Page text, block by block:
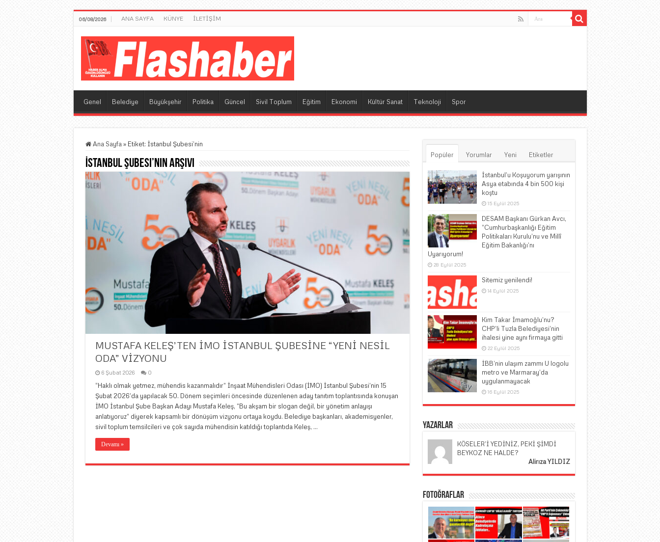
06/08/2026 ANA SAYFA KÜNYE İLETİŞİM
Genel Belediye Büyükşehir Politika Güncel Sivil Toplum Eğitim Ekonomi Kültür Sanat Teknoloji Spor
Ana Sayfa » Etiket: İstanbul Şubesi’nin
İstanbul Şubesi’ninArşivi
MUSTAFA KELEŞ’TEN İMO İSTANBUL ŞUBESİNE “YENİ NESİL
ODA” VİZYONU
6 Şubat 2026 0
“Haklı olmak yetmez, mühendis kazanmalıdır” İnşaat Mühendisleri Odası (İMO) İstanbul Şubesi’nin 15
Şubat 2026’da yapılacak 50. Dönem seçimleri öncesinde düzenlenen aday tanıtım toplantısında konuşan
İMO İstanbul Şube Başkan Adayı Mustafa Keleş, “Bu akşam bir slogan değil, bir yönetim anlayışı
anlatıyoruz” diyerek kapsamlı bir dönüşüm vizyonu ortaya koydu. Belediye başkanları, akademisyenler,
sivil toplum temsilcileri ve çok sayıda mühendisin katıldığı toplantıda Keleş, …
Devamı »
Popüler Yorumlar Yeni Etiketler
İstanbul’u Koşuyorum yarışının
Asya etabında 4 bin 500 kişi
koştu
15 Eylül 2025
DESAM Başkanı Gürkan Avcı,
“Cumhurbaşkanlığı Eğitim
Politikaları Kurulu’nu ve Millî
Eğitim Bakanlığı’nı
Uyarıyorum!
28 Eylül 2025
Sitemiz yenilendi!
14 Eylül 2025
Kim Takar İmamoğlu’nu?
CHP’li Tuzla Belediyesi’nin
ihalesi yine aynı firmaya gitti
22 Eylül 2025
İBB’nin ulaşım zammı U logolu
metro ve Marmaray’da
uygulanmayacak
16 Eylül 2025
Yazarlar
KÖSELER’İ YEDİNİZ, PEKİ ŞİMDİ
BEYKOZ NE HALDE?
Alirıza YILDIZ
Fotoğraflar